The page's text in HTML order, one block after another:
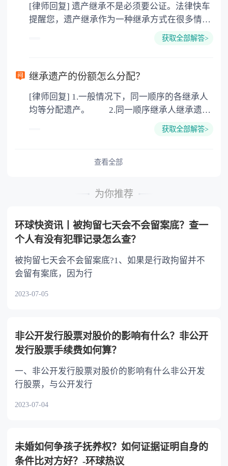
3. 印花税：按房屋评估价的0.05%缴纳 4. 土
地增值税：按房价1%缴纳 5. 房屋产权登记费：
[律师回复] 遗产继承不是必须要公证。法律快车
提醒您，遗产继承作为一种继承方式在很多情况
下都是不需要公证的，当然，如果需要公正的也
以防对财产继承发生纠纷，可以对遗产继承进行
公证。
获取全部解答>
继承遗产的份额怎么分配？
[律师回复] 1.一般情况下，同一顺序的各继承人
均等分配遗产。 2.同一顺序继承人继承遗产
或者与被继承人共同生活的继承人，分配遗产
的继承人，不尽扶养义务的，分配遗产时，应当
获取全部解答>
查看全部
为你推荐
环球快资讯丨被拘留七天会不会留案底？查一
个人有没有犯罪记录怎么查？
被拘留七天会不会留案底?1、如果是行政拘留并不
会留有案底，因为行
2023-07-05
非公开发行股票对股价的影响有什么？非公开
发行股票手续费如何算？
一、非公开发行股票对股价的影响有什么非公开发
行股票，与公开发行
2023-07-04
未婚如何争孩子抚养权？如何证据证明自身的
条件比对方好？-环球热议